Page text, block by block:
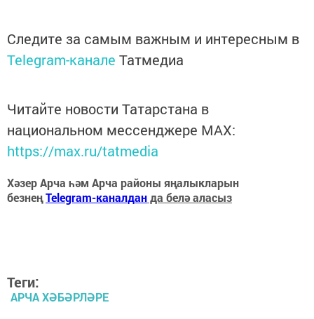
Следите за самым важным и интересным в
Telegram-канале Татмедиа
Читайте новости Татарстана в
национальном мессенджере MАХ:
https://max.ru/tatmedia
Хәзер Арча һәм Арча районы яңалыкларын
безнеңTelegram-каналданда белә аласыз
Теги:
АРЧА ХӘБӘРЛӘРЕ